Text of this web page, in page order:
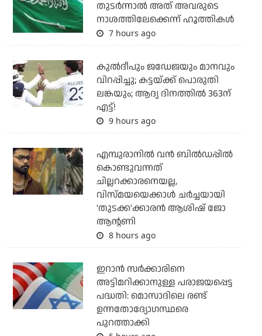
തുടര്‍ന്നാല്‍ അത് അവരുടെ
നാശത്തിലേക്കെന്ന് ഹൂത്തികള്‍
7 hours ago
കുല്‍ദീപും ജഡേജയും മാനവും
വിറപ്പിച്ചു; കട്ടയ്ക്ക് പൊരുതി
ലങ്കയും; ആദ്യ ദിനത്തില്‍ 363ന്
എട്ട്!
9 hours ago
എമ്പുരാനില്‍ വന്‍ ബില്‍ഡപ്പില്‍
കൊണ്ടുവന്നത്
ചില്ലറക്കാരനെയല്ല,
വിസ്മയയെക്കാള്‍ ചര്‍ച്ചയായി
'തുടക്ക'ക്കാരന്‍ ആശിഷ് ജോ
ആന്റണി
8 hours ago
ഇറാന്‍ സര്‍ക്കാരിനെ
അട്ടിമറിക്കാനുള്ള പരാജയപ്പെട്ട
പദ്ധതി: മൊസാദിലെ രണ്ട്
ഉന്നതോദ്യോഗസ്ഥരെ
പുറത്താക്കി